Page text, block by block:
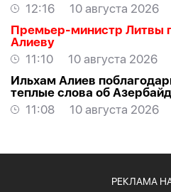
12:16
10 августа 2026
Премьер-министр Литвы
Алиеву
11:10
10 августа 2026
Ильхам Алиев
теплые слова об
11:08
10 августа 2026
РЕКЛАМА